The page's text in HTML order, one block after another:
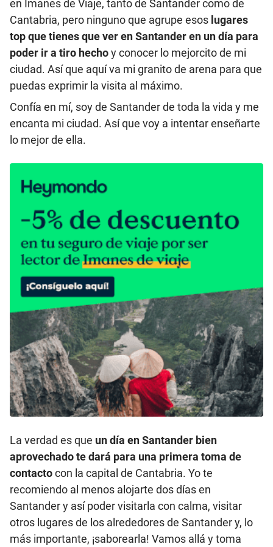
en Imanes de Viaje, tanto de Santander como de
Cantabria, pero ninguno que agrupe esos lugares
top que tienes que ver en Santander en un día para
poder ir a tiro hechoy conocer lo mejorcito de mi
ciudad. Así que aquí va mi granito de arena para que
puedas exprimir la visita al máximo.
Confía en mí, soy de Santander de toda la vida y me
encanta mi ciudad. Así que voy a intentar enseñarte
lo mejor de ella.
La verdad es que un día en Santander bien
aprovechado te dará para una primera toma de
contactocon la capital de Cantabria. Yo te
recomiendo al menos alojarte dos días en
Santander y así poder visitarla con calma, visitar
otros lugares de los alrededores de Santander y, lo
más importante, ¡saborearla! Vamos allá y toma